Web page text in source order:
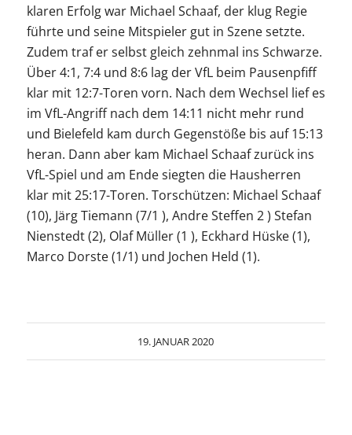
klaren Erfolg war Michael Schaaf, der klug Regie
führte und seine Mitspieler gut in Szene setzte.
Zudem traf er selbst gleich zehnmal ins Schwarze.
Über 4:1, 7:4 und 8:6 lag der VfL beim Pausenpfiff
klar mit 12:7-Toren vorn. Nach dem Wechsel lief es
im VfL-Angriff nach dem 14:11 nicht mehr rund
und Bielefeld kam durch Gegenstöße bis auf 15:13
heran. Dann aber kam Michael Schaaf zurück ins
VfL-Spiel und am Ende siegten die Hausherren
klar mit 25:17-Toren. Torschützen: Michael Schaaf
(10), Järg Tiemann (7/1 ), Andre Steffen 2 ) Stefan
Nienstedt (2), Olaf Müller (1 ), Eckhard Hüske (1),
Marco Dorste (1/1) und Jochen Held (1).
19. JANUAR 2020